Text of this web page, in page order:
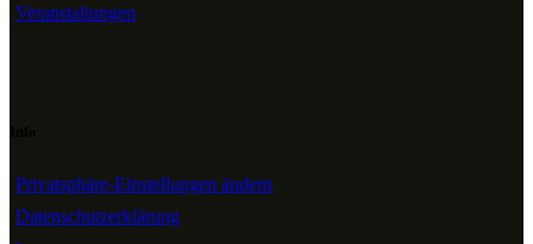
Veranstaltungen
Privatsphäre-Einstellungen ändern
Datenschutzerklärung